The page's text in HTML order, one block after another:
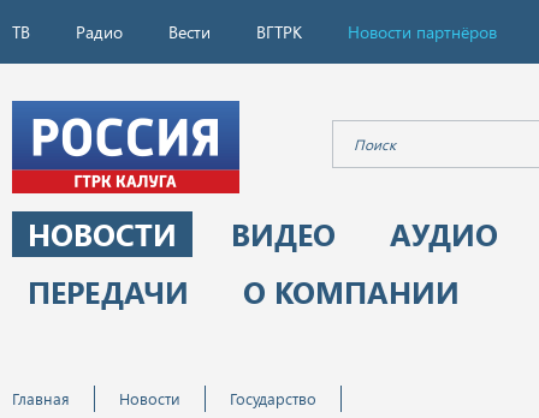
ТВ Радио Вести ВГТРК Новости партнёров
НОВОСТИ ВИДЕО
АУДИО
ПЕРЕДАЧИ
О КОМПАНИИ
Главная Новости
Государство